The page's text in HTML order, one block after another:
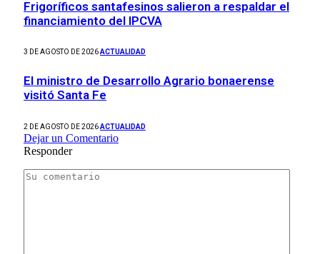
Frigoríficos santafesinos salieron a respaldar el
financiamiento del IPCVA
3 DE AGOSTO DE 2026ACTUALIDAD
El ministro de Desarrollo Agrario bonaerense
visitó Santa Fe
2 DE AGOSTO DE 2026ACTUALIDAD
Dejar un Comentario
Responder